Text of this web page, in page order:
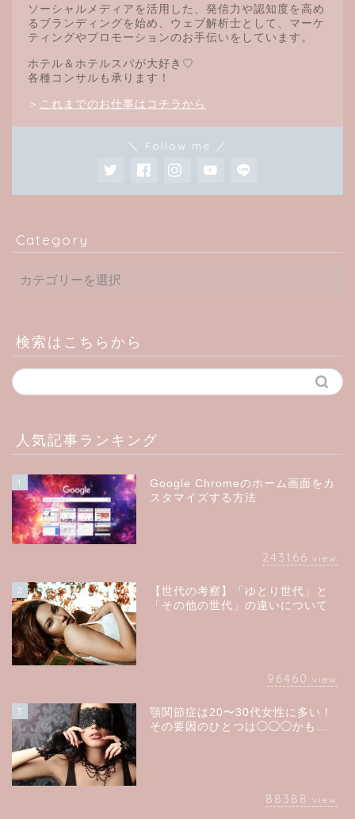
ソーシャルメディアを活用した、発信力や認知度を高め
るブランディングを始め、ウェブ解析士として、マーケ
ティングやプロモーションのお手伝いをしています。
ホテル＆ホテルスパが大好き♡
各種コンサルも承ります！
＞ これまでのお仕事はコチラから
＼ Follow me ／
Category
検索はこちらから
人気記事ランキング
1
Google Chromeのホーム画面をカ
スタマイズする方法
243166 view
2
【世代の考察】「ゆとり世代」と
「その他の世代」の違いについて
96460 view
3
顎関節症は20〜30代女性に多い！
その要因のひとつは◯◯◯かも…
88388 view